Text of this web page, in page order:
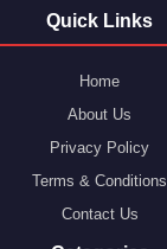
Quick Links
Home
About Us
Privacy Policy
Terms & Conditions
Contact Us